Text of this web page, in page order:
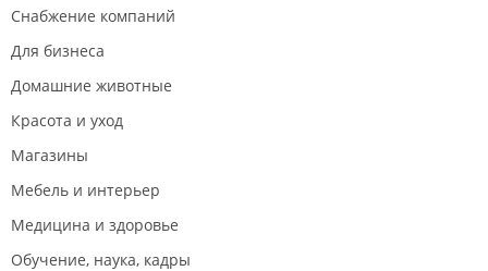
Снабжение компаний
Для бизнеса
Домашние животные
Красота и уход
Магазины
Мебель и интерьер
Медицина и здоровье
Обучение, наука, кадры